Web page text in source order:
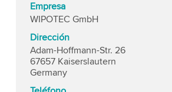
Empresa
WIPOTEC GmbH
Dirección
Adam-Hoffmann-Str. 26
67657 Kaiserslautern
Germany